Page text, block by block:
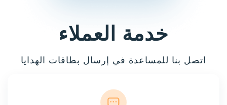
خدمة العملاء
اتصل بنا للمساعدة في إرسال بطاقات الهدايا